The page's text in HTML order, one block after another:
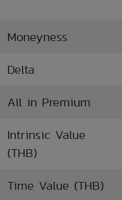
Moneyness
Delta
All in Premium
Intrinsic Value
(THB)
Time Value (THB)